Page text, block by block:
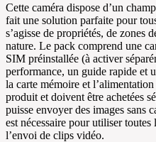
Cette caméra dispose d’un
fait une solution parfaite pour
s’agisse de propriétés, de zones
nature. Le pack comprend une
SIM préinstallée (à activer
performance, un guide rapide et
la carte mémoire et
produit et doivent être achetées
puisse envoyer des images sans
est nécessaire pour utiliser
l’envoi de clips vidéo.